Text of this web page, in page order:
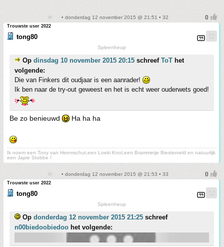
• donderdag 12 november 2015 @ 21:51 • 32
Trouwste user 2022
tong80
Spleenheup
Op dinsdag 10 november 2015 20:15 schreef ToT het
volgende:
Die van Finkers dit oudjaar is een aanrader!
Ik ben naar de try-out geweest en het is echt weer ouderwets goed!
Be zo benieuwd Ha ha ha
Ik noem een Tony van Heemschut,een Loeki Knol,een Brammetje Biesterveld en natuurlijk
een Japie Stobbe !
• donderdag 12 november 2015 @ 21:53 • 33
Trouwste user 2022
tong80
Spleenheup
Op donderdag 12 november 2015 21:25 schreef
n00biedoobiedoo het volgende: